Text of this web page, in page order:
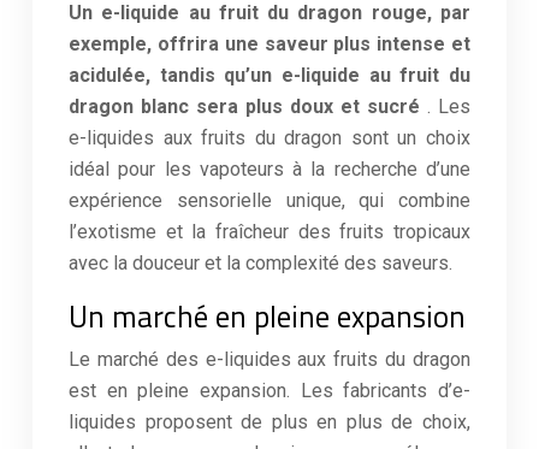
Un e-liquide au fruit du dragon rouge, par
exemple, offrira une saveur plus intense et
acidulée, tandis qu’un e-liquide au fruit du
dragon blanc sera plus doux et sucré . Les
e-liquides aux fruits du dragon sont un choix
idéal pour les vapoteurs à la recherche d’une
expérience sensorielle unique, qui combine
l’exotisme et la fraîcheur des fruits tropicaux
avec la douceur et la complexité des saveurs.
Un marché en pleine expansion
Le marché des e-liquides aux fruits du dragon
est en pleine expansion. Les fabricants d’e-
liquides proposent de plus en plus de choix,